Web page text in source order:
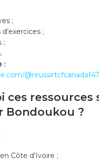
;
;
;
:
ces ressources
Bondoukou ?
Côte d’Ivoire ;